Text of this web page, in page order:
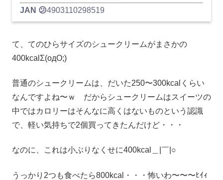
JAN 😕4903110298519
て、てのひらサイズのシュークリームがまさかの
400kcalΣ(oдΟ;)
普通のシュークリームは、だいた250〜300kcalくらい
なんですよね〜ｗ だからシュークリームはスイーツの
中ではカロリーはそんなに高くはないものという認識
で、軽い気持ちで2個買ってきたんだけど・・・
なのに、これは小ぶりなくせに400kcal＿|￣|○
うっかり2つも食べたら800kcal・・・怖いわ〜〜〜ﾋｲｨ